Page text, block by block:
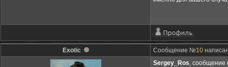
Set Button to
if (Button > -1)
Exotic Сообщение №10
Sergey_Ros, сообщение